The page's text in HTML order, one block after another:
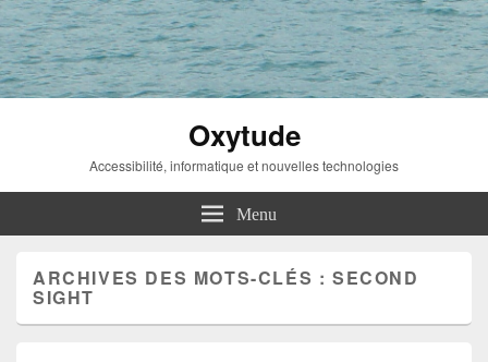
Oxytude
Accessibilité, informatique et nouvelles technologies
Menu
ARCHIVES DES MOTS-CLÉS :SECOND
SIGHT